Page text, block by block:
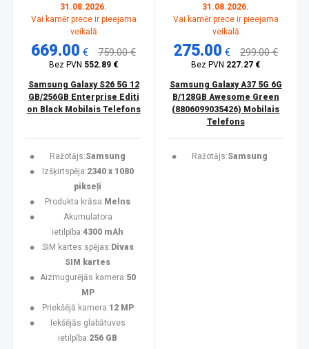
31.08.2026.
Vai kamēr prece ir pieejama
veikalā
669.00 € 759.00 €
Bez PVN 552.89 €
Samsung Galaxy S26 5G 12
GB/256GB Enterprise Editi
on Black Mobilais Telefons
Ražotājs:Samsung
Izšķirtspēja:2340 x 1080
pikseļi
Produkta krāsa: Melns
Akumulatora
ietilpība:4300 mAh
SIM kartes spējas: Divas
SIM kartes
Aizmugurējās kamera:50
MP
Priekšējā kamera:12 MP
Iekšējās glabātuves
ietilpība:256 GB
31.08.2026.
Vai kamēr prece ir pieejama
veikalā
275.00 € 299.00 €
Bez PVN 227.27 €
Samsung Galaxy A37 5G 6G
B/128GB Awesome Green
(8806099035426) Mobilais
Telefons
Ražotājs:Samsung